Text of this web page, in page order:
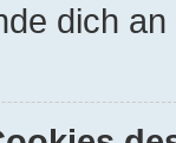
dich